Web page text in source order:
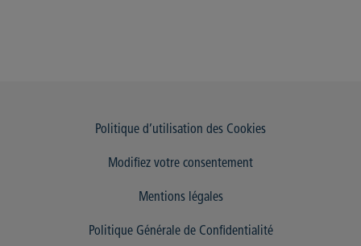
Politique d’utilisation des Cookies
Modifiez votre consentement
Mentions légales
Politique Générale de Confidentialité